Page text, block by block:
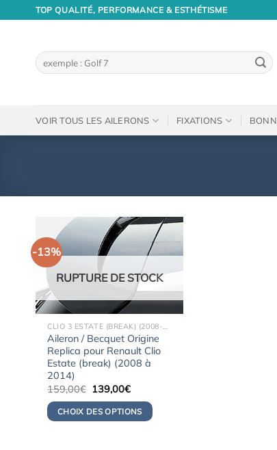
TOP QUALITÉ, PERFORMANCE & ESTHÉTISME
Recherche
pour :
VOIR TOUS LES AILERONS FIXATIONS
-13%
RUPTURE DE STOCK
Aileron / Becquet Origine
Replica pour Renault Clio
Estate (break) (2008 à
2014)
159,00€ Le
initial
était :
139,00€Le
actuel
est :
CHOIX DES OPTIONS